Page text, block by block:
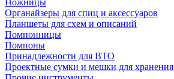
Ножницы
Органайзеры для спиц и аксессуаров
Планшеты для схем и описаний
Помпонницы
Помпоны
Принадлежности для ВТО
Проектные сумки и мешки для хранения